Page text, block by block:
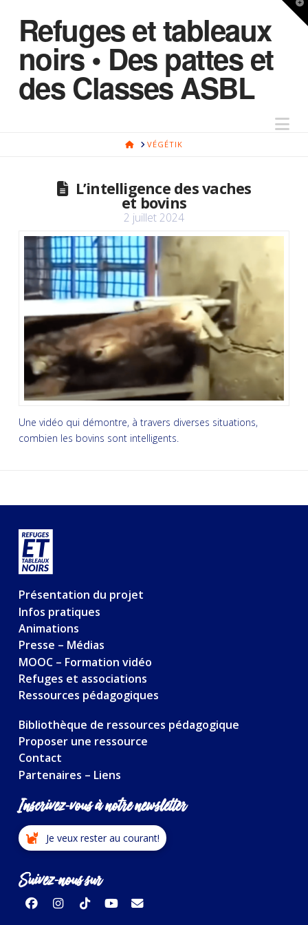
Refuges et tableaux
noirs • Des pattes et
des Classes ASBL
HOMEVÉGÉTIK
L’intelligence des vaches
et bovins
2 juillet 2024
Une vidéo qui démontre, à travers diverses situations,
combien les bovins sont intelligents.
Présentation du projet
Infos pratiques
Animations
Presse – Médias
MOOC – Formation vidéo
Refuges et associations
Ressources pédagogiques
Bibliothèque de ressources pédagogique
Proposer une ressource
Contact
Partenaires – Liens
Inscrivez-vous à notre newsletter
Je veux rester au courant!
Suivez-nous sur